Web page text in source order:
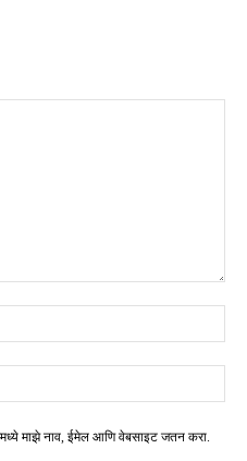
माझे नाव, ईमेल आणि वेबसाइट जतन करा.